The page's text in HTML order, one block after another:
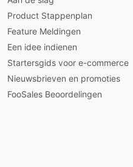
Product Stappenplan
Feature Meldingen
Een idee indienen
Startersgids voor e-commerce
Nieuwsbrieven en promoties
FooSales Beoordelingen